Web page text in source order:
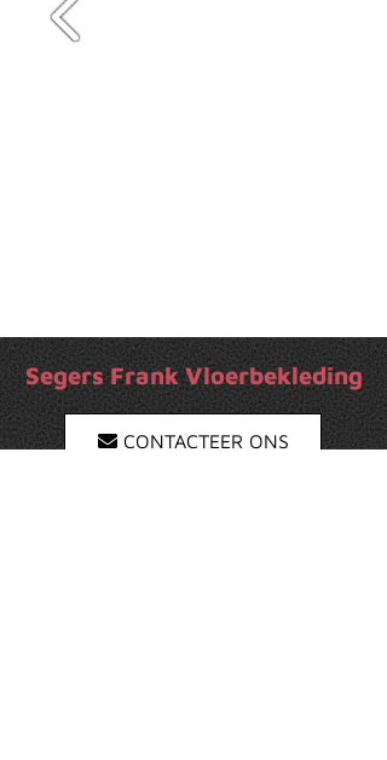
Segers Frank Vloerbekleding
CONTACTEER ONS